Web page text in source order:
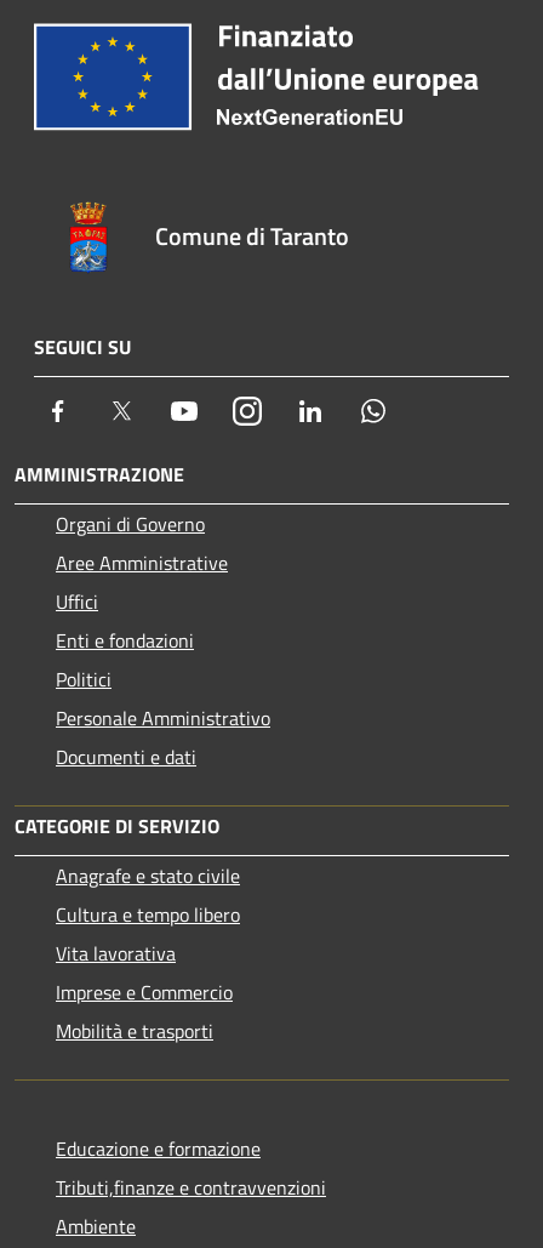
Comune di Taranto
SEGUICI SU
Facebook Twitter YoutubeInstagram LinkedIn
AMMINISTRAZIONE
Organi di Governo
Aree Amministrative
Uffici
Enti e fondazioni
Politici
Personale Amministrativo
Documenti e dati
CATEGORIE DI SERVIZIO
Anagrafe e stato civile
Cultura e tempo libero
Vita lavorativa
Imprese e Commercio
Mobilità e trasporti
Educazione e formazione
Tributi,finanze e contravvenzioni
Ambiente